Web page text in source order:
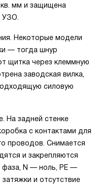
мм и защищена
УЗО.
Некоторые модели
— тогда шнур
щитка через клеммную
заводская вилка,
силовую
На задней стенке
с контактами для
проводов. Снимается
и закрепляются
N — ноль, PE —
и отсутствие